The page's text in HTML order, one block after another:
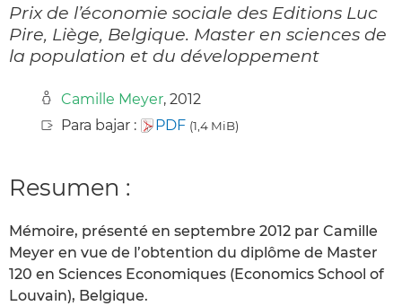
Prix de l’économie sociale des Editions Luc
Pire, Liège, Belgique. Master en sciences de
la population et du développement
Camille Meyer, 2012
Para bajar :
PDF (1,4 MiB)
Resumen :
Mémoire, présenté en septembre 2012 par Camille
Meyer en vue de l’obtention du diplôme de Master
120 en Sciences Economiques (Economics School of
Louvain), Belgique.